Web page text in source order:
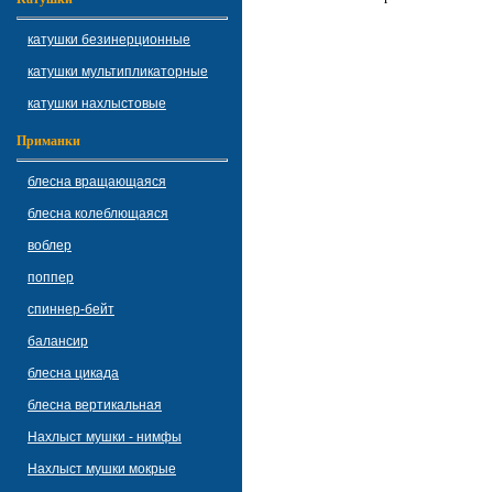
катушки безинерционные
катушки мультипликаторные
катушки нахлыстовые
Приманки
блесна вращающаяся
блесна колеблющаяся
воблер
поппер
спиннер-бейт
балансир
блесна цикада
блесна вертикальная
Нахлыст мушки - нимфы
Нахлыст мушки мокрые